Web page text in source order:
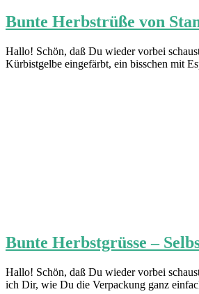
Bunte Herbstrüße von
Hallo! Schön, daß Du wieder vorbei
Kürbistgelbe eingefärbt, ein bisschen mit
Bunte Herbstgrüsse –
Hallo! Schön, daß Du wieder vorbei
ich Dir, wie Du die Verpackung ganz